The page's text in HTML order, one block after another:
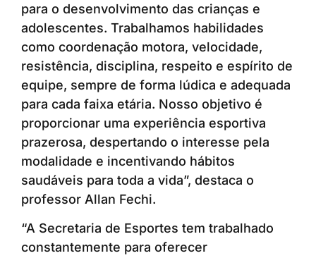
para o desenvolvimento das crianças e
adolescentes. Trabalhamos habilidades
como coordenação motora, velocidade,
resistência, disciplina, respeito e espírito de
equipe, sempre de forma lúdica e adequada
para cada faixa etária. Nosso objetivo é
proporcionar uma experiência esportiva
prazerosa, despertando o interesse pela
modalidade e incentivando hábitos
saudáveis para toda a vida”, destaca o
professor Allan Fechi.
“A Secretaria de Esportes tem trabalhado
constantemente para oferecer